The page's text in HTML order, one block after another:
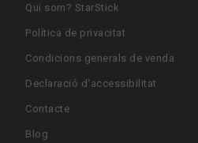
Qui som? StarStick
Política de privacitat
Condicions generals de venda
Declaració d'accessibilitat
Contacte
Blog